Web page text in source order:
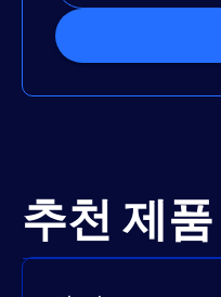
추천 제품